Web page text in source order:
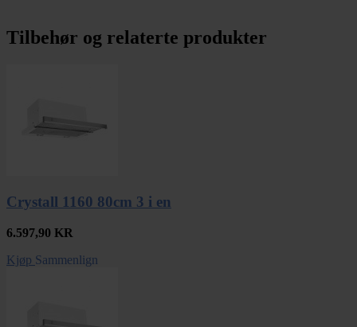
Tilbehør og relaterte produkter
Crystall 1160 80cm 3 i en
6.597,90 KR
Kjøp Sammenlign